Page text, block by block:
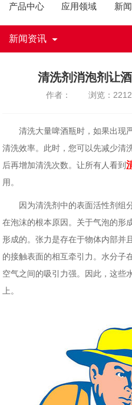
产品中心 应用领域 新
新闻资讯
清洗剂消泡剂让
作者： 浏览：2212
清洗大量啤酒瓶时，如果出现
清洗效率。此时，您可以先减少清
后再增加清洗次数。让所有人看到
用。
因为清洗剂中的表面活性剂组
在泡沫的根本原因。关于气泡的形
形成的。张力是存在于物体内部并
的接触表面的相互牵引力。水分子
空气之间的吸引力强。因此，这些
上。